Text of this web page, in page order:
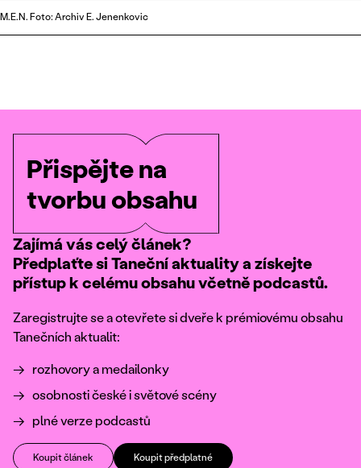
M.E.N. Foto: Archiv E. Jenenkovic
Přispějte na
tvorbu obsahu
Zajímá vás celý článek?
Předplaťte si Taneční aktuality a získejte
přístup k celému obsahu včetně podcastů.
Zaregistrujte se a otevřete si dveře k prémiovému obsahu
Tanečních aktualit:
rozhovory a medailonky
osobnosti české i světové scény
plné verze podcastů
Koupit článek Koupit předplatné